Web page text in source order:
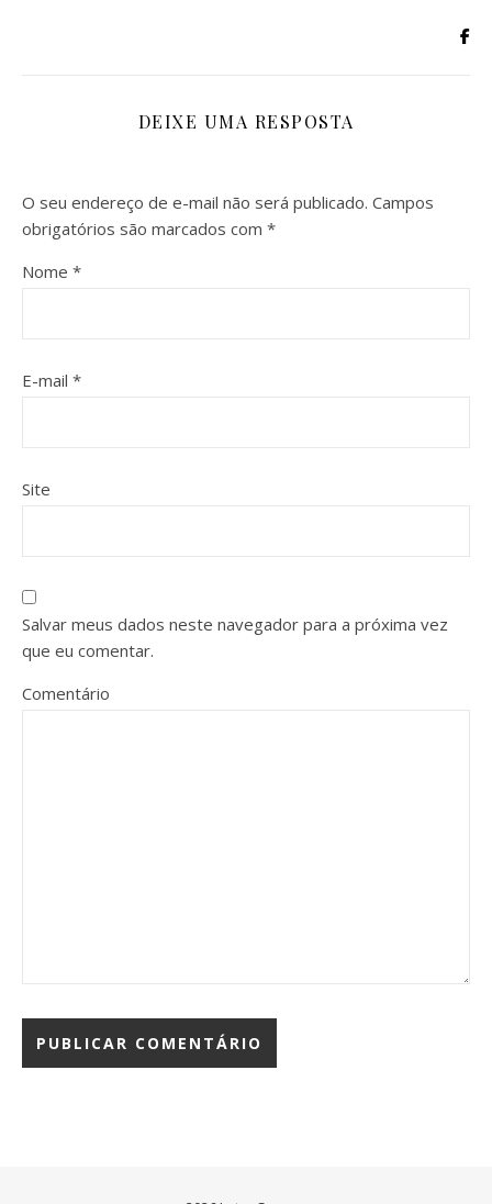
DEIXE UMA RESPOSTA
O seu endereço de e-mail não será publicado. Campos
obrigatórios são marcados com *
Nome *
E-mail *
Site
Salvar meus dados neste navegador para a próxima vez
que eu comentar.
Comentário